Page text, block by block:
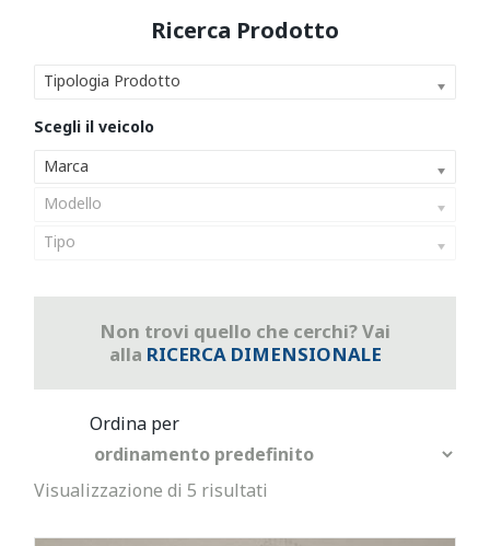
Tipologia Prodotto
Marca
Modello
Tipo
Non trovi quello che cerchi? Vai
alla RICERCA DIMENSIONALE
Visualizzazione di 5 risultati